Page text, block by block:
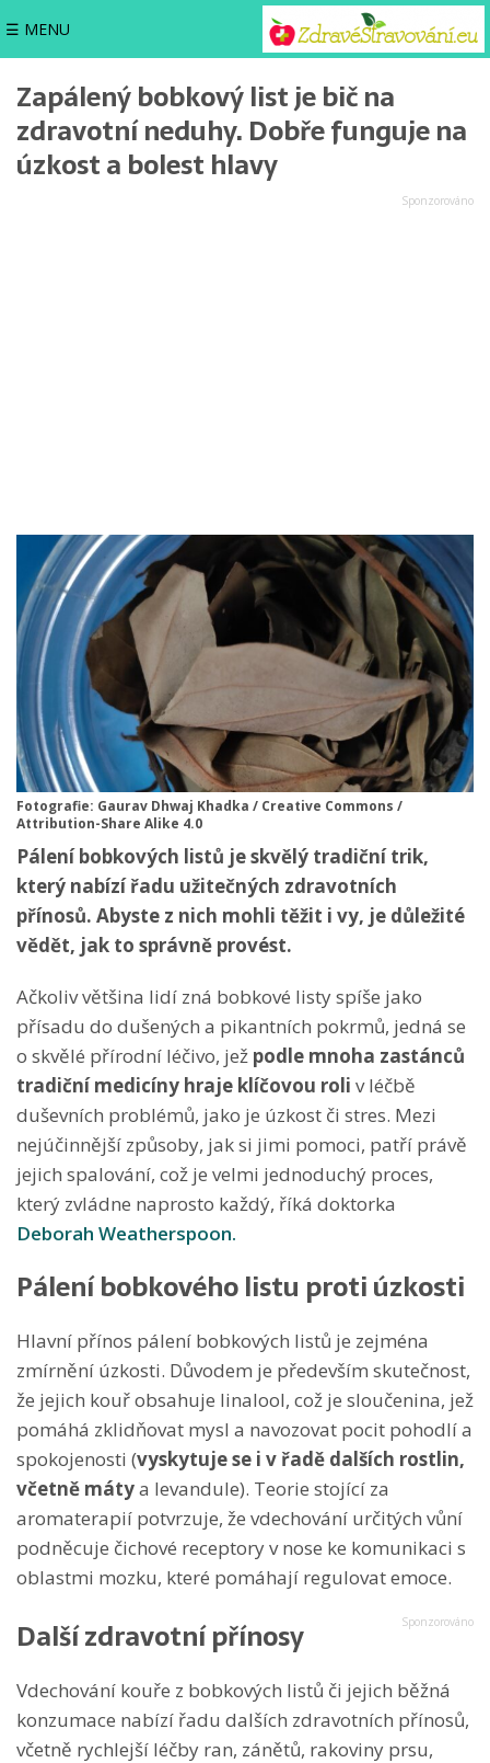
☰ MENU
Zapálený bobkový list je bič na
zdravotní neduhy. Dobře funguje na
úzkost a bolest hlavy
Fotografie: Gaurav Dhwaj Khadka / Creative Commons /
Attribution-Share Alike 4.0
Pálení bobkových listů je skvělý tradiční trik,
který nabízí řadu užitečných zdravotních
přínosů. Abyste z nich mohli těžit i vy, je důležité
vědět, jak to správně provést.
Ačkoliv většina lidí zná bobkové listy spíše jako
přísadu do dušených a pikantních pokrmů, jedná se
o skvělé přírodní léčivo, jež podle mnoha zastánců
tradiční medicíny hraje klíčovou roli v léčbě
duševních problémů, jako je úzkost či stres. Mezi
nejúčinnější způsoby, jak si jimi pomoci, patří právě
jejich spalování, což je velmi jednoduchý proces,
který zvládne naprosto každý, říká doktorka
Deborah Weatherspoon.
Pálení bobkového listu proti úzkosti
Hlavní přínos pálení bobkových listů je zejména
zmírnění úzkosti. Důvodem je především skutečnost,
že jejich kouř obsahuje linalool, což je sloučenina, jež
pomáhá zklidňovat mysl a navozovat pocit pohodlí a
spokojenosti (vyskytuje se i v řadě dalších rostlin,
včetně mátya levandule). Teorie stojící za
aromaterapií potvrzuje, že vdechování určitých vůní
podněcuje čichové receptory v nose ke komunikaci s
oblastmi mozku, které pomáhají regulovat emoce.
Další zdravotní přínosy
Vdechování kouře z bobkových listů či jejich běžná
konzumace nabízí řadu dalších zdravotních přínosů,
včetně rychlejší léčby ran, zánětů, rakoviny prsu,